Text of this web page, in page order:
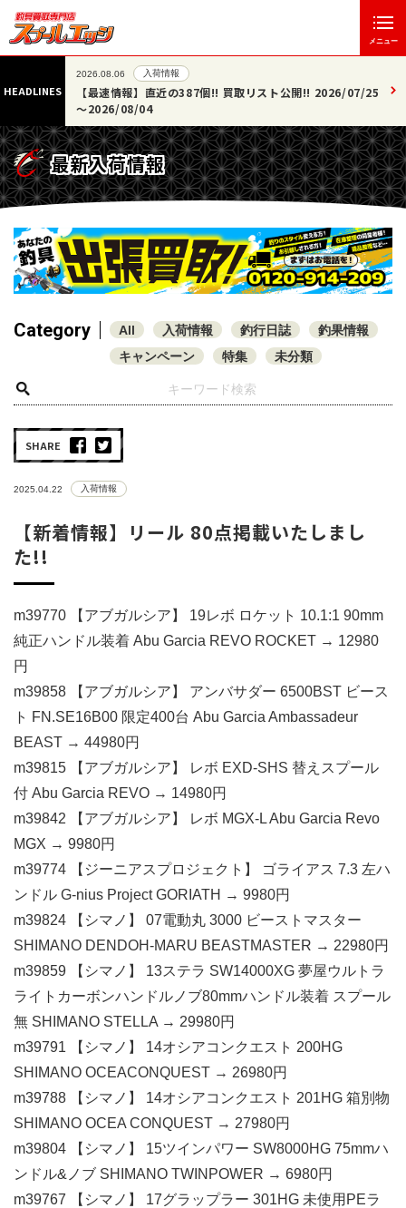
メニュー
HEADLINES
た!!
2026.08.06 入荷情報
【最速情報】直近の387個!! 買取リスト公開!! 2026/07/25
～2026/08/04
最新入荷情報
Category All 入荷情報 釣行日誌
釣果情報
キャンペーン
特集 未分類
SHARE
2025.04.22 入荷情報
【新着情報】リール 80点掲載いたしまし
た!!
m39770 【アブガルシア】 19レボ ロケット 10.1:1 90mm
純正ハンドル装着 Abu Garcia REVO ROCKET → 12980
円
m39858 【アブガルシア】 アンバサダー 6500BST ビース
ト FN.SE16B00 限定400台 Abu Garcia Ambassadeur
BEAST → 44980円
m39815 【アブガルシア】 レボ EXD-SHS 替えスプール
付 Abu Garcia REVO → 14980円
m39842 【アブガルシア】 レボ MGX-L Abu Garcia Revo
MGX → 9980円
m39774 【ジーニアスプロジェクト】 ゴライアス 7.3 左ハ
ンドル G-nius Project GORIATH → 9980円
m39824 【シマノ】 07電動丸 3000 ビーストマスター
SHIMANO DENDOH-MARU BEASTMASTER → 22980円
m39859 【シマノ】 13ステラ SW14000XG 夢屋ウルトラ
ライトカーボンハンドルノブ80mmハンドル装着 スプール
無 SHIMANO STELLA → 29980円
m39791 【シマノ】 14オシアコンクエスト 200HG
SHIMANO OCEACONQUEST → 26980円
m39788 【シマノ】 14オシアコンクエスト 201HG 箱別物
SHIMANO OCEA CONQUEST → 27980円
m39804 【シマノ】 15ツインパワー SW8000HG 75mmハ
ンドル&ノブ SHIMANO TWINPOWER → 6980円
m39767 【シマノ】 17グラップラー 301HG 未使用PEラ